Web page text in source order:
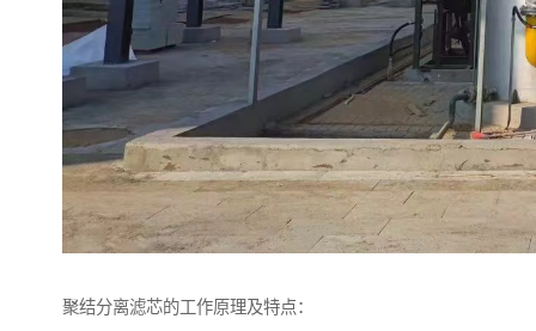
聚结分离滤芯的工作原理及特点：